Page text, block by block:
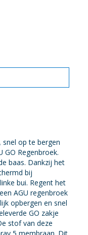
op te bergen
GO Regenbroek.
baas. Dankzij het
bij
bui. Regent het
AGU regenbroek
opbergen en snel
GO zakje
stof van deze
5 membraan. Dit